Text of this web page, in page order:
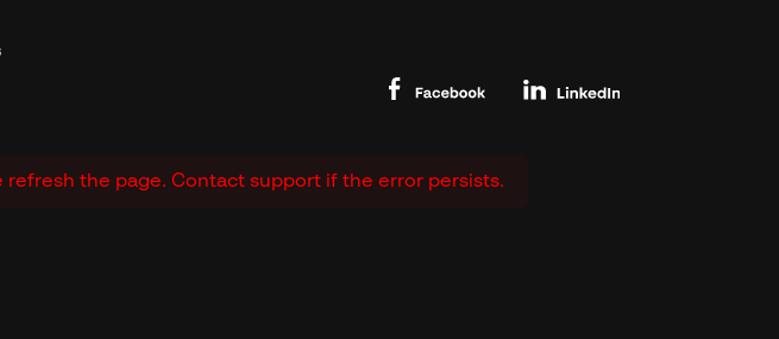
refresh the page. Contact support if the error persists.